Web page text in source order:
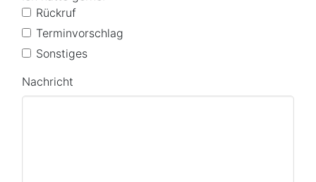
Rückruf
Terminvorschlag
Sonstiges
Nachricht